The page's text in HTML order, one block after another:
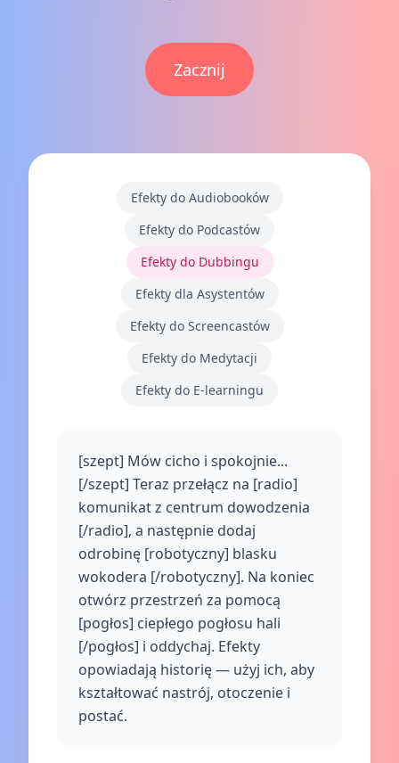
Zacznij
Efekty do Audiobooków
Efekty do Podcastów
Efekty do Dubbingu
Efekty dla Asystentów
Efekty do Screencastów
Efekty do Medytacji
Efekty do E-learningu
[szept] Mów cicho i spokojnie...
[/szept] Teraz przełącz na [radio]
komunikat z centrum dowodzenia
[/radio], a następnie dodaj
odrobinę [robotyczny] blasku
wokodera [/robotyczny]. Na koniec
otwórz przestrzeń za pomocą
[pogłos] ciepłego pogłosu hali
[/pogłos] i oddychaj. Efekty
opowiadają historię — użyj ich, aby
kształtować nastrój, otoczenie i
postać.